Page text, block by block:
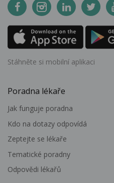
Stáhněte si mobilní aplikaci
Poradna lékaře
Jak funguje poradna
Kdo na dotazy odpovídá
Zeptejte se lékaře
Tematické poradny
Odpovědi lékařů